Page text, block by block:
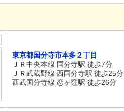
東京都国分寺市本多２丁目
ＪＲ中央本線 国分寺駅 徒歩7分
ＪＲ武蔵野線 西国分寺駅 徒歩25分
西武国分寺線 恋ヶ窪駅 徒歩26分